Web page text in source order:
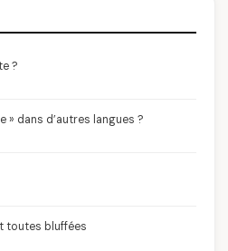
?
dans d’autres langues ?
toutes bluffées